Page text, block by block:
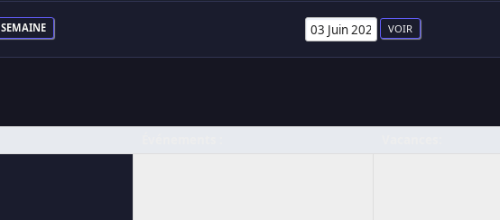
SEMAINE